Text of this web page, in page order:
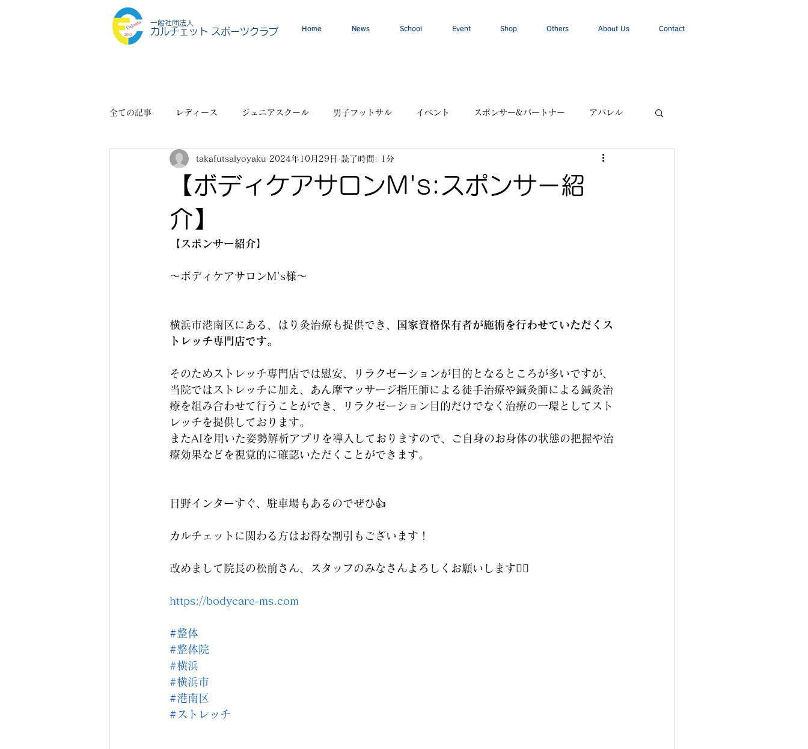
Home News School Event Shop Others About Us Contact
一般社団法人
カルチェット スポーツクラブ
全ての記事 レディース ジュニアスクール 男子フットサル イベント スポンサー&パートナー アパレル
スポーツショップ その他
【ボディケアサロンM's:スポンサー紹
介】
takafutsalyoyaku 2024年10月29日 読了時間: 1分
【スポンサー紹介】
〜ボディケアサロンM's様〜
横浜市港南区にある、はり灸治療も提供でき、
国家資格保有者が施術を行わせていただくス
トレッチ専門店です。
そのためストレッチ専門店では慰安、リラクゼーションが目的となるところが多いですが、
当院ではストレッチに加え、あん摩マッサージ指圧師による徒手治療や鍼灸師による鍼灸治
療を組み合わせて行うことができ、リラクゼーション目的だけでなく治療の一環としてスト
レッチを提供しております。
またAIを用いた姿勢解析アプリを導入しておりますので、ご自身のお身体の状態の把握や治
療効果などを視覚的に確認いただくことができます。
日野インターすぐ、駐車場もあるのでぜひ👍
カルチェットに関わる方はお得な割引もございます！
改めまして院長の松前さん、スタッフのみなさんよろしくお願いします🙇‍♀️
https://bodycare-ms.com
#整体
#整体院
#横浜
#横浜市
#港南区
#ストレッチ